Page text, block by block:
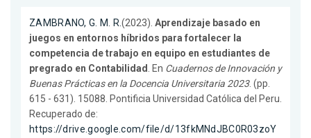
ZAMBRANO, G. M. R.(2023).Aprendizaje basado en
juegos en entornos híbridos para fortalecer la
competencia de trabajo en equipo en estudiantes de
pregrado en Contabilidad. En Cuadernos de Innovación y
Buenas Prácticas en la Docencia Universitaria 2023. (pp.
615 - 631). 15088. Pontificia Universidad Católica del Peru.
Recuperado de:
https://drive.google.com/file/d/13fkMNdJBC0R03zoY